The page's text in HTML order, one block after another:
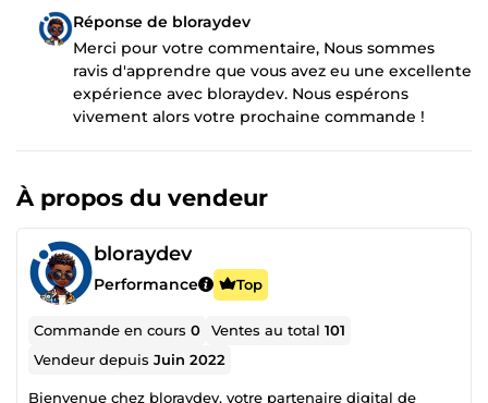
Réponse de bloraydev
Merci pour votre commentaire, Nous sommes
ravis d'apprendre que vous avez eu une excellente
expérience avec bloraydev. Nous espérons
vivement alors votre prochaine commande !
À propos du vendeur
bloraydev
Performance Top
Commande en cours0 Ventes au total101
Vendeur depuisJuin 2022
Bienvenue chez bloraydev, votre partenaire digital de